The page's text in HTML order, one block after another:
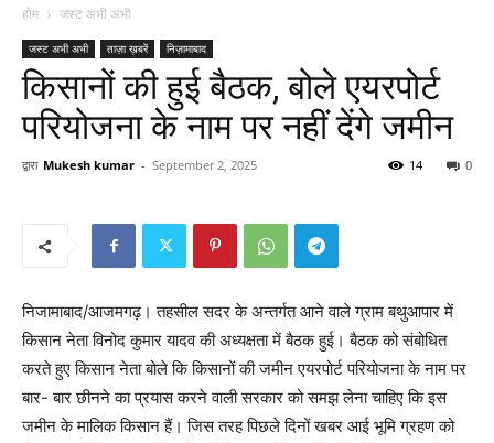
होम जस्ट अभी अभी
जस्ट अभी अभी ताज़ा ख़बरें निज़ामाबाद
किसानों की हुई बैठक, बोले एयरपोर्ट
परियोजना के नाम पर नहीं देंगे जमीन
द्वारा Mukesh kumar - September 2, 2025 0
14
निजामाबाद/आजमगढ़। तहसील सदर के अन्तर्गत आने वाले ग्राम बथुआपार में
किसान नेता विनोद कुमार यादव की अध्यक्षता में बैठक हुई। बैठक को संबोधित
करते हुए किसान नेता बोले कि किसानों की जमीन एयरपोर्ट परियोजना के नाम पर
बार- बार छीनने का प्रयास करने वाली सरकार को समझ लेना चाहिए कि इस
जमीन के मालिक किसान हैं। जिस तरह पिछले दिनों खबर आई भूमि ग्रहण को